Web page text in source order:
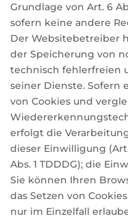
Grundlage von Art. 6
sofern keine andere
Der Websitebetreiber
der Speicherung von
technisch fehlerfreien
seiner Dienste. Sofern
von Cookies und
erfolgt die
dieser Einwilligung (Art.
Abs. 1 TDDDG); die
Sie können Ihren
das Setzen von
nur im Einzelfall